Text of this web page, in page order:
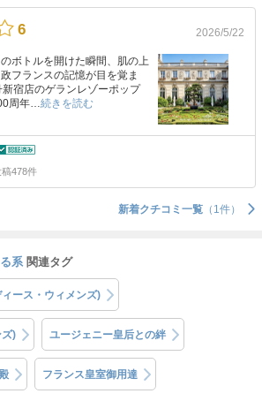
6 2026/5/22
ボトルを開けた瞬間、肌の上
フランスの記憶が目を覚ま
宿店のゲランレゾーポップ
周年…続きを読む
478件
新着クチコミ一覧 （1件）
系 関連タグ
ース・ウィメンズ)
) ユージェニー皇后との絆
フランス皇室御用達